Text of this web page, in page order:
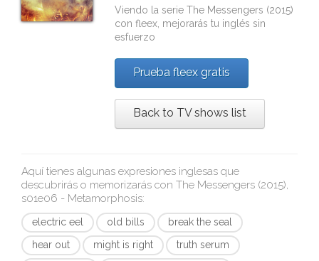
Viendo la serieThe Messengers (2015)
confleex , mejorarás tu inglés sin
esfuerzo
Prueba fleex gratis
Back to TV shows list
Aquí tienes algunas expresiones inglesas que
descubrirás o memorizarás con The Messengers (2015),
s01e06 - Metamorphosis:
electric eel old bills
break the seal
hear out
might is right
truth serum